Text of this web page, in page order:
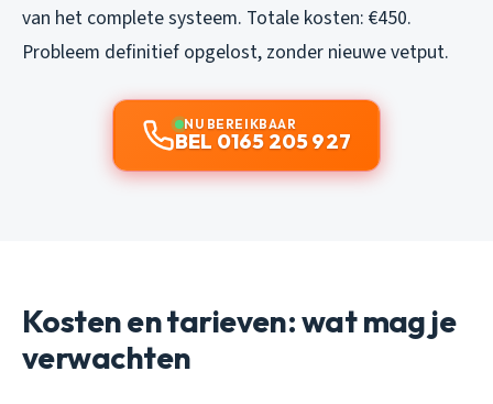
van het complete systeem. Totale kosten: €450.
Probleem definitief opgelost, zonder nieuwe vetput.
NU BEREIKBAAR
BEL 0165 205 927
Kosten en tarieven: wat mag je
verwachten